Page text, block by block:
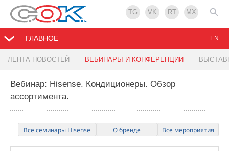
TG VK RT MX
ГЛАВНОЕ
ЛЕНТА НОВОСТЕЙ ВЕБИНАРЫ И КОНФЕРЕНЦИИ
EN
Вебинар: Hisense. Кондиционеры. Обзор
ассортимента.
Все семинары Hisense О бренде Все мероприятия